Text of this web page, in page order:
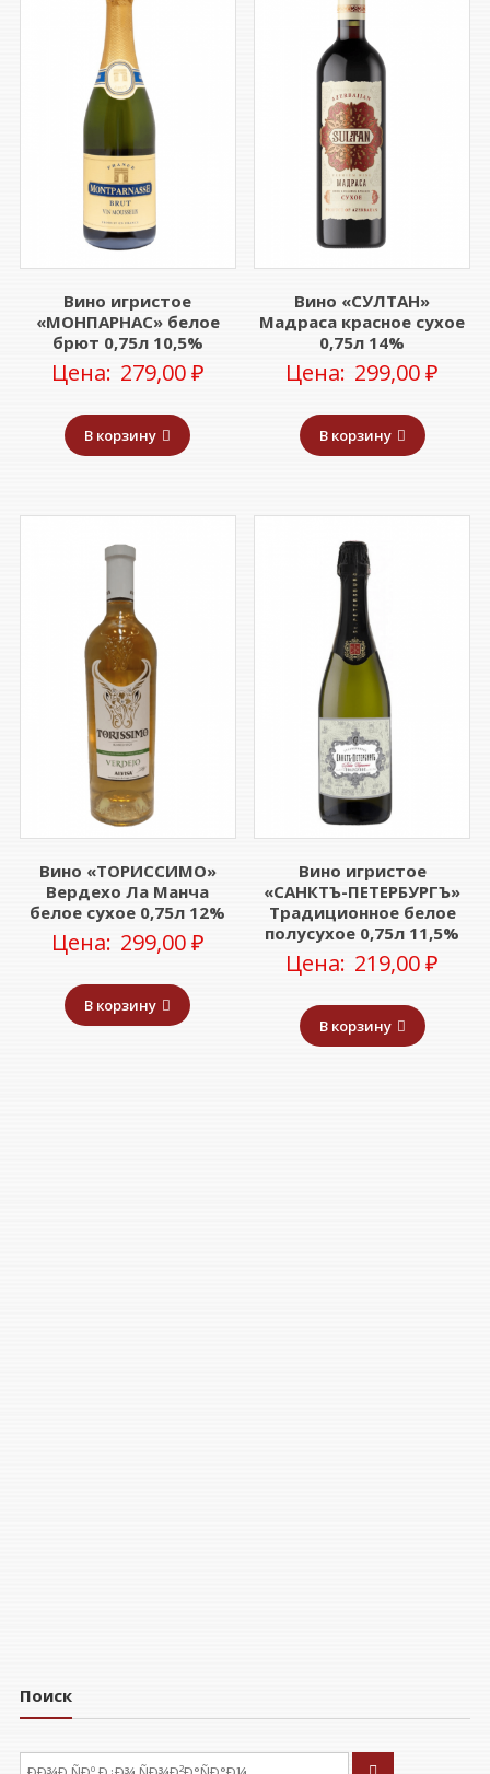
Вино игристое
«МОНПАРНАС» белое
брют 0,75л 10,5%
Цена: 279,00₽
В корзину
Вино «СУЛТАН»
Мадраса красное сухое
0,75л 14%
Цена: 299,00₽
В корзину
Вино «ТОРИССИМО»
Вердехо Ла Манча
белое сухое 0,75л 12%
Цена: 299,00₽
В корзину
Вино игристое
«САНКТЪ-ПЕТЕРБУРГЪ»
Традиционное белое
полусухое 0,75л 11,5%
Цена: 219,00₽
В корзину
Поиск
ÐÑÐºÐ°ÑÑ: